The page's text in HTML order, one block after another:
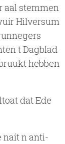
aal stemmen
Hilversum
t Dagblad
hebben
dat Ede
nait n anti-